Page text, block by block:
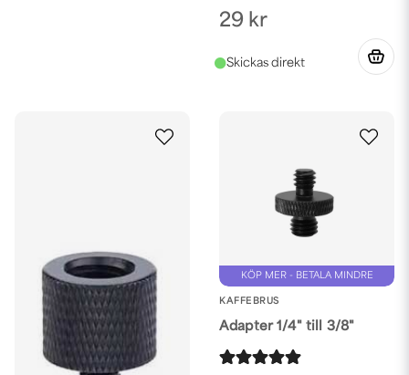
29 kr
KÖP MER - BETALA MINDRE
KAFFEBRUS
Adapter 1/4" till 3/8"